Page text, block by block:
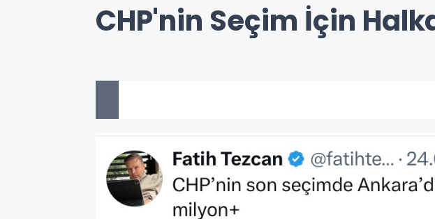
CHP'nin Seçim İçin